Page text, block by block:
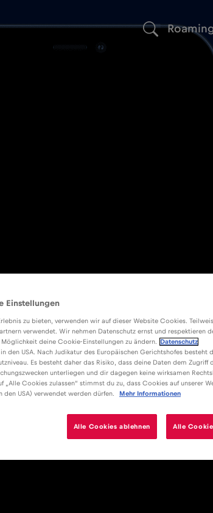
Einstellungen
zu bieten, verwenden wir auf dieser Website Cookies.
verwendet. Wir nehmen Datenschutz ernst und respektieren
deine Cookie-Einstellungen zu ändern.
Datenschutz
den USA. Nach Judikatur des Europäischen Gerichtshofes besteht
Es besteht daher das Risiko, dass deine Daten dem Zugriff
unterliegen und dir dagegen keine wirksamen
„Alle Cookies zulassen“ stimmst du zu, dass Cookies auf unserer
USA) verwendet werden dürfen.
Mehr Informationen
Alle Cookies ablehnen Alle